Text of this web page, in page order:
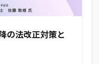
の法改正対策と